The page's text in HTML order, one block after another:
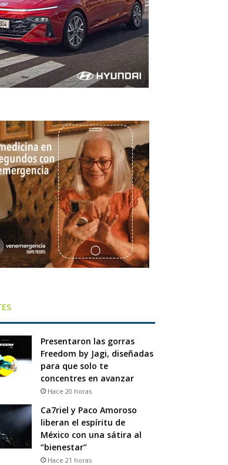
Presentaron las gorras
Freedom by Jagi, diseñadas
para que solo te
concentres en avanzar
Hace 20 horas
Ca7riel y Paco Amoroso
liberan el espíritu de
México con una sátira al
“bienestar”
Hace 21 horas